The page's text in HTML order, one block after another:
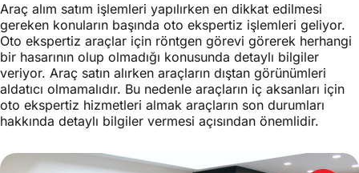
Araç alım satım işlemleri yapılırken en dikkat edilmesi
gereken konuların başında oto ekspertiz işlemleri geliyor.
Oto ekspertiz araçlar için röntgen görevi görerek herhangi
bir hasarının olup olmadığı konusunda detaylı bilgiler
veriyor. Araç satın alırken araçların dıştan görünümleri
aldatıcı olmamalıdır. Bu nedenle araçların iç aksanları için
oto ekspertiz hizmetleri almak araçların son durumları
hakkında detaylı bilgiler vermesi açısından önemlidir.